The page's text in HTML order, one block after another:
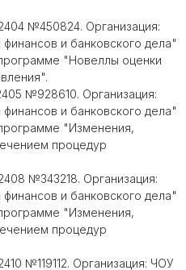
№450824. Организация:
и банковского дела"
"Новеллы оценки
№928610. Организация:
и банковского дела"
"Изменения,
процедур
№343218. Организация:
и банковского дела"
"Изменения,
процедур
№119112. Организация: ЧОУ